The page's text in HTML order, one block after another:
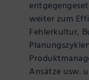
weiter zum
Fehlerkultur,
Ansätze usw.